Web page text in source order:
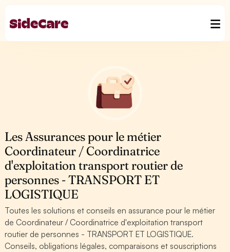
Les Assurances pour le métier
Coordinateur / Coordinatrice
d'exploitation transport routier de
personnes - TRANSPORT ET
LOGISTIQUE
Toutes les solutions et conseils en assurance pour le métier
de Coordinateur / Coordinatrice d'exploitation transport
routier de personnes - TRANSPORT ET LOGISTIQUE.
Conseils, obligations légales, comparaisons et souscriptions